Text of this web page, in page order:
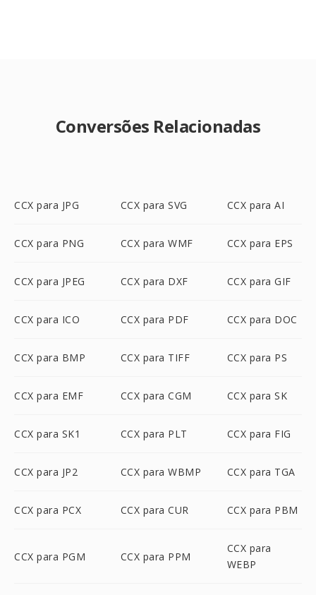
Conversões Relacionadas
CCX para JPG CCX para SVG CCX para AI
CCX para PNG CCX para WMF CCX para EPS
CCX para JPEG CCX para DXF CCX para GIF
CCX para ICO CCX para PDF CCX para DOC
CCX para BMP CCX para TIFF CCX para PS
CCX para EMF CCX para CGM CCX para SK
CCX para SK1 CCX para PLT CCX para FIG
CCX para JP2 CCX para WBMP CCX para TGA
CCX para PCX CCX para CUR CCX para PBM
CCX para PGM CCX para PPM
CCX para
WEBP